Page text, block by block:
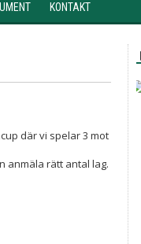
KONTAKT
där vi spelar 3 mot
anmäla rätt antal lag.